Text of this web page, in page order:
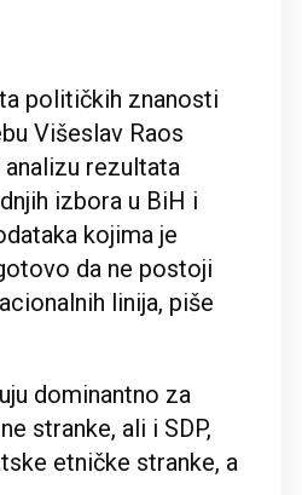
političkih znanosti
Višeslav Raos
rezultata
izbora u BiH i
kojima je
da ne postoji
linija, piše
dominantno za
stranke, ali i SDP,
etničke stranke, a